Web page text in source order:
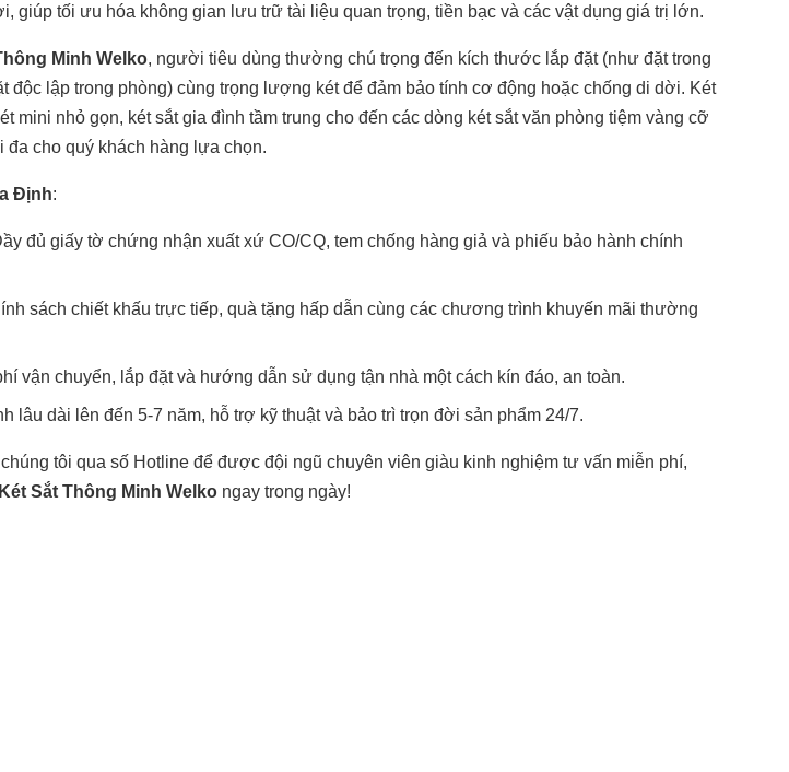
giúp tối ưu hóa không gian lưu trữ tài liệu quan trọng, tiền bạc và các vật dụng giá trị lớn.
Minh Welko, người tiêu dùng thường chú trọng đến kích thước lắp đặt (như đặt trong
độc lập trong phòng) cùng trọng lượng két để đảm bảo tính cơ động hoặc chống di dời. Két
mini nhỏ gọn, két sắt gia đình tầm trung cho đến các dòng két sắt văn phòng tiệm vàng cỡ
đa cho quý khách hàng lựa chọn.
Định:
đủ giấy tờ chứng nhận xuất xứ CO/CQ, tem chống hàng giả và phiếu bảo hành chính
sách chiết khấu trực tiếp, quà tặng hấp dẫn cùng các chương trình khuyến mãi thường
vận chuyển, lắp đặt và hướng dẫn sử dụng tận nhà một cách kín đáo, an toàn.
lâu dài lên đến 5-7 năm, hỗ trợ kỹ thuật và bảo trì trọn đời sản phẩm 24/7.
tôi qua số Hotline để được đội ngũ chuyên viên giàu kinh nghiệm tư vấn miễn phí,
Két Sắt Thông Minh Welko ngay trong ngày!